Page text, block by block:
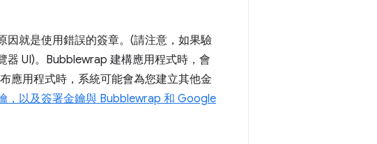
因就是使用錯誤的簽章。(請注意，如果驗
器 UI)。Bubblewrap 建構應用程式時，會
應用程式時，系統可能會為您建立其他金
，以及簽署金鑰與 Bubblewrap 和 Google